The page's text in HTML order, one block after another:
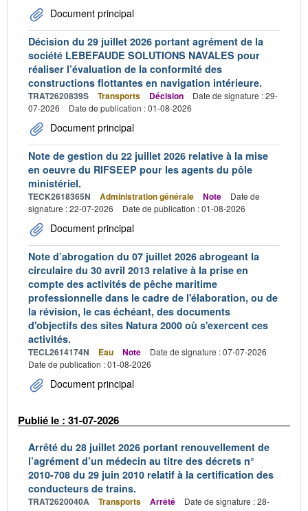
Document principal
Décision du 29 juillet 2026 portant agrément de la
société LEBEFAUDE SOLUTIONS NAVALES pour
réaliser l’évaluation de la conformité des
constructions flottantes en navigation intérieure.
TRAT2620839S Transports Décision
Date de signature : 29-
07-2026
Date de publication : 01-08-2026
Document principal
Note de gestion du 22 juillet 2026 relative à la mise
en oeuvre du RIFSEEP pour les agents du pôle
ministériel.
TECK2618365N Administration générale Note
Date de
signature : 22-07-2026
Date de publication : 01-08-2026
Document principal
Note d’abrogation du 07 juillet 2026 abrogeant la
circulaire du 30 avril 2013 relative à la prise en
compte des activités de pêche maritime
professionnelle dans le cadre de l'élaboration, ou de
la révision, le cas échéant, des documents
d'objectifs des sites Natura 2000 où s'exercent ces
activités.
TECL2614174N Eau Note
Date de signature : 07-07-2026
Date de publication : 01-08-2026
Document principal
Publié le : 31-07-2026
Arrêté du 28 juillet 2026 portant renouvellement de
l’agrément d’un médecin au titre des décrets n°
2010-708 du 29 juin 2010 relatif à la certification des
conducteurs de trains.
TRAT2620040A Transports Arrêté
Date de signature : 28-